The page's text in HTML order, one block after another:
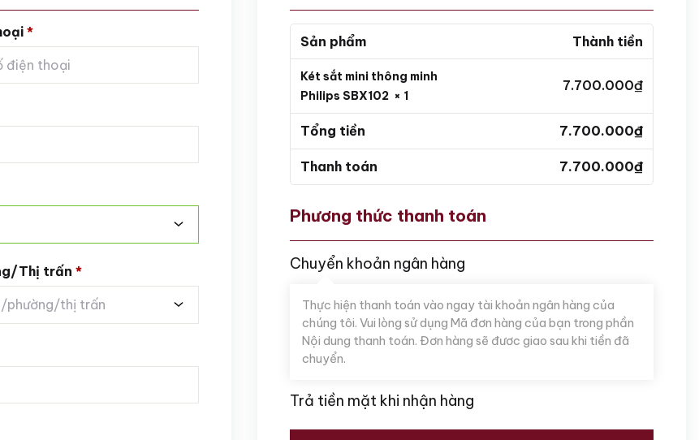
*
Thị trấn *
phường/thị trấn
Sản phẩm Thành tiền
Két sắt mini thông minh
Philips SBX102 × 1
7.700.000₫
Tổng tiền 7.700.000₫
Thanh toán 7.700.000₫
Phương thức thanh toán
Chuyển khoản ngân hàng
Thực hiện thanh toán vào ngay tài khoản ngân hàng của
chúng tôi. Vui lòng sử dụng Mã đơn hàng của bạn trong phần
Nội dung thanh toán. Đơn hàng sẽ đươc giao sau khi tiền đã
chuyển.
Trả tiền mặt khi nhận hàng